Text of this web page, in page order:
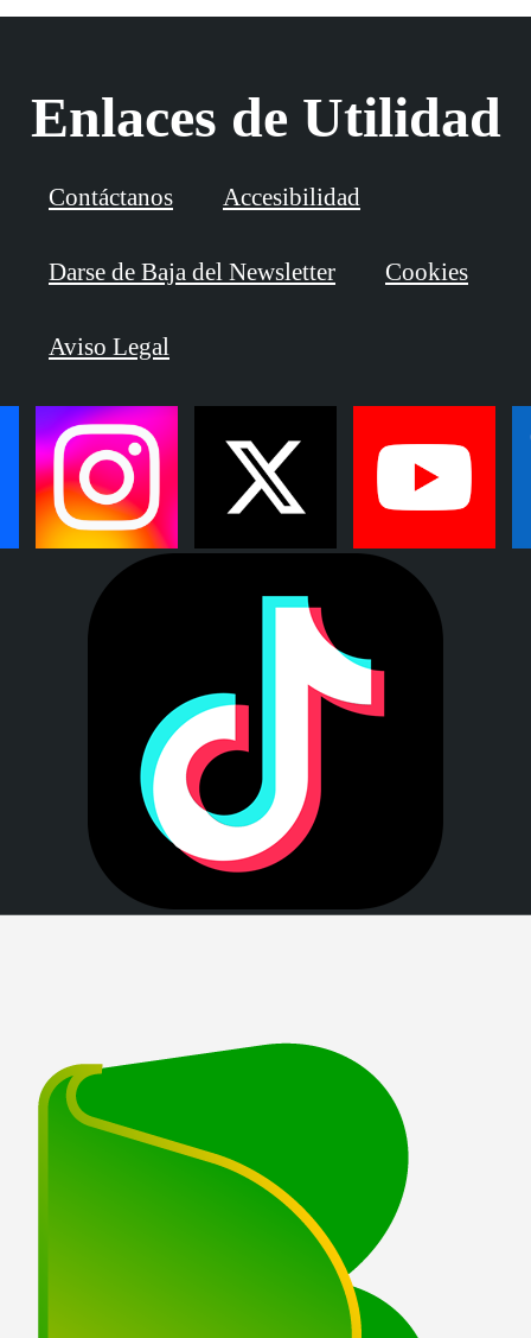
Enlaces de Utilidad
Contáctanos Accesibilidad
Darse de Baja del Newsletter Cookies
Aviso Legal